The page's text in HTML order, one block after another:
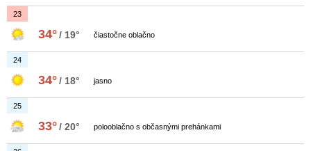
23
34°/ 19° čiastočne oblačno
24
34°/ 18° jasno
25
33°/ 20° polooblačno s občasnými prehánkami